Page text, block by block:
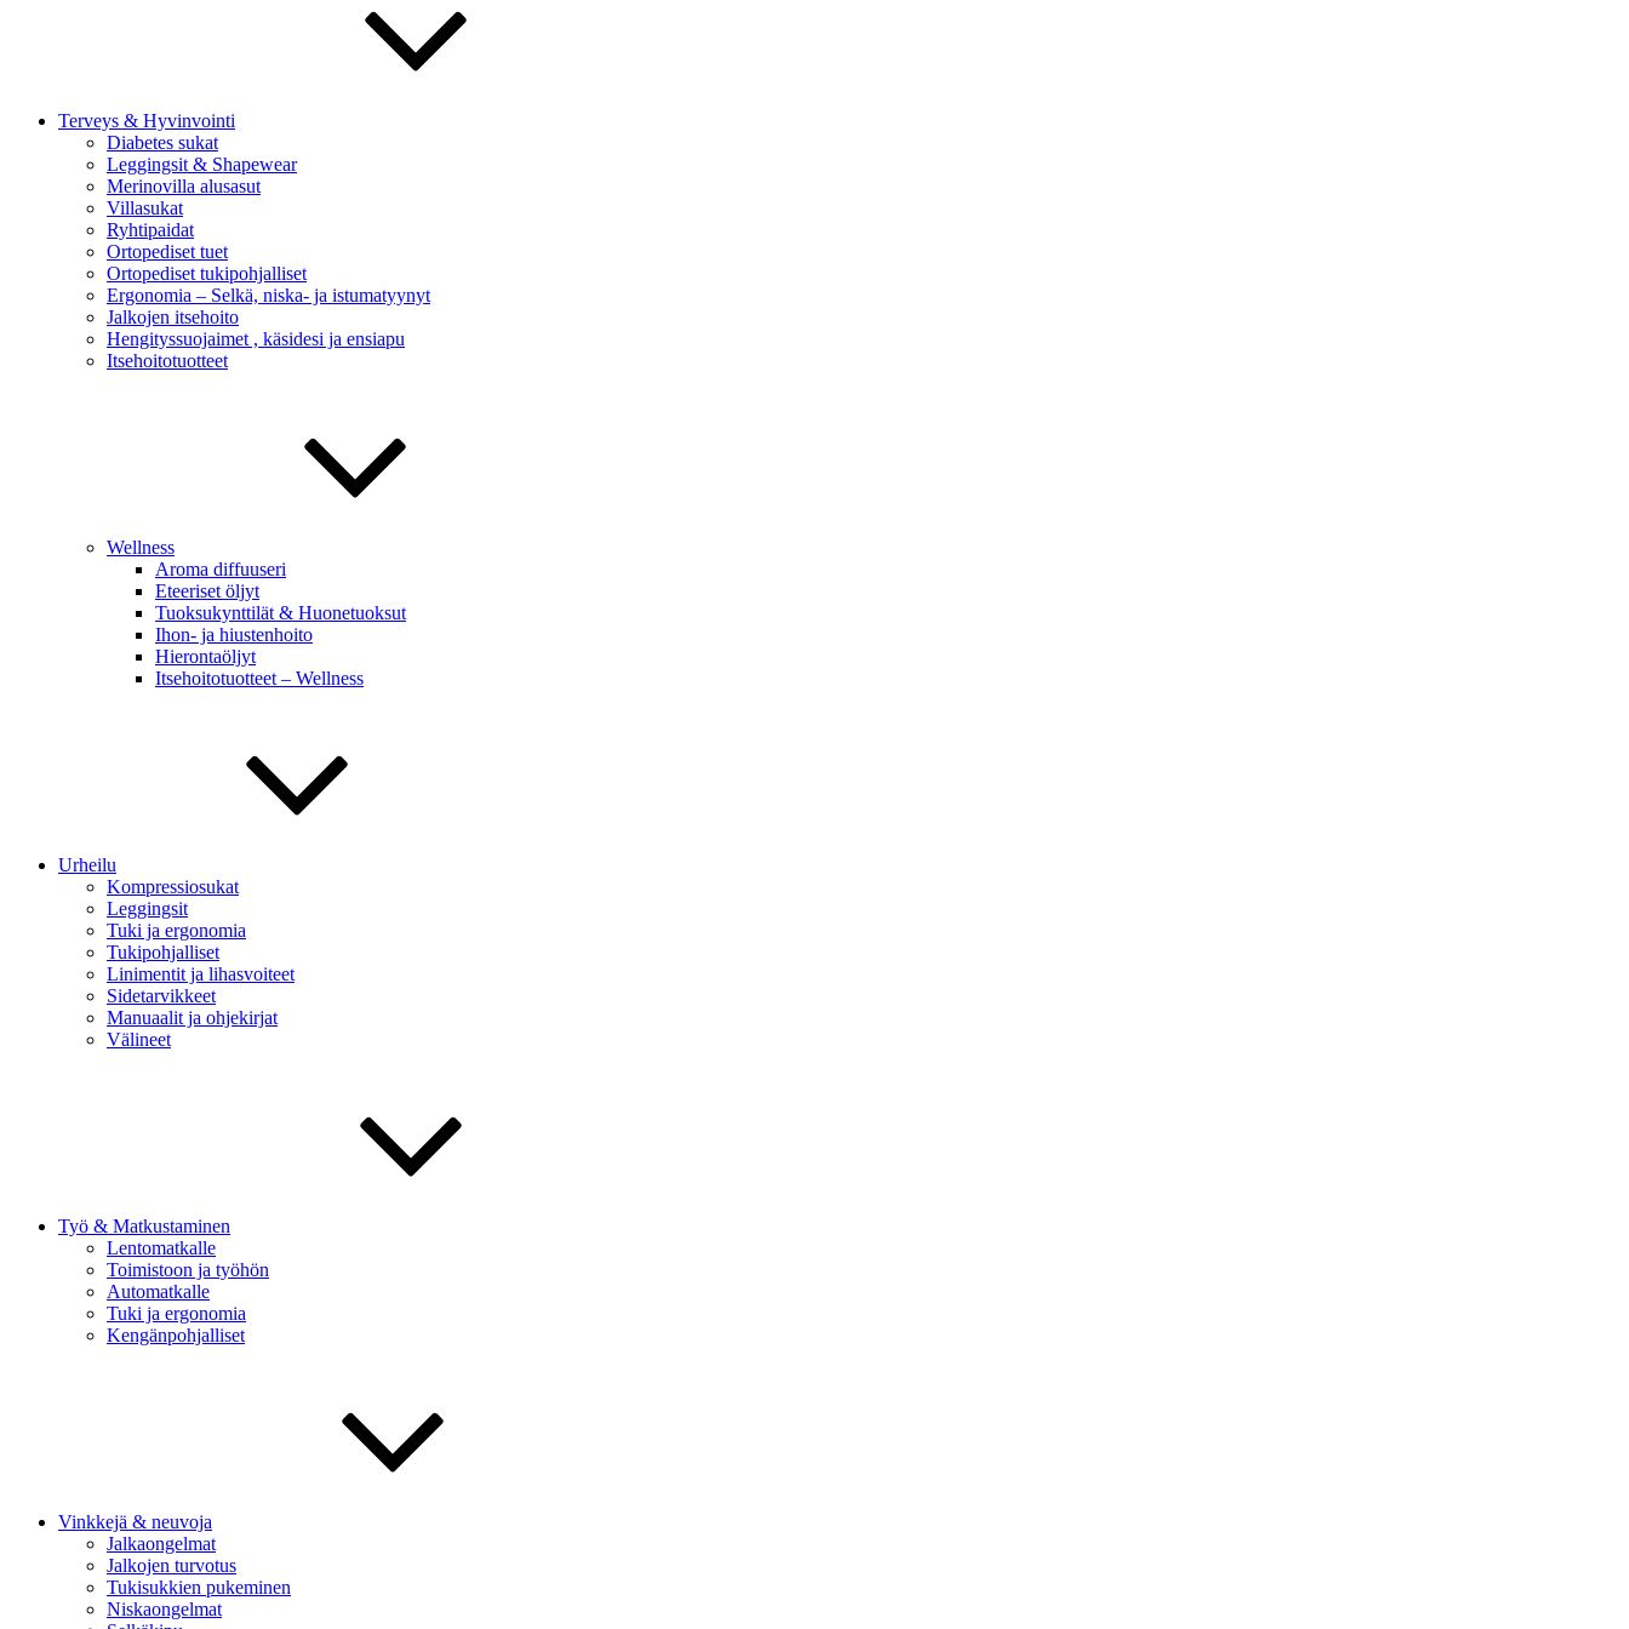
Terveys & Hyvinvointi
Diabetes sukat
Leggingsit & Shapewear
Merinovilla alusasut
Villasukat
Ryhtipaidat
Ortopediset tuet
Ortopediset tukipohjalliset
Ergonomia – Selkä, niska- ja istumatyynyt
Jalkojen itsehoito
Hengityssuojaimet , käsidesi ja ensiapu
Itsehoitotuotteet
Wellness
Aroma diffuuseri
Eteeriset öljyt
Tuoksukynttilät & Huonetuoksut
Ihon- ja hiustenhoito
Hierontaöljyt
Itsehoitotuotteet – Wellness
Urheilu
Kompressiosukat
Leggingsit
Tuki ja ergonomia
Tukipohjalliset
Linimentit ja lihasvoiteet
Sidetarvikkeet
Manuaalit ja ohjekirjat
Välineet
Työ & Matkustaminen
Lentomatkalle
Toimistoon ja työhön
Automatkalle
Tuki ja ergonomia
Kengänpohjalliset
Vinkkejä & neuvoja
Jalkaongelmat
Jalkojen turvotus
Tukisukkien pukeminen
Niskaongelmat